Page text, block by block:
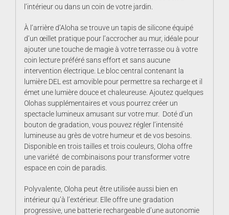
l’intérieur ou dans un coin de votre jardin.
À l’arrière d’Aloha se trouve un tapis de silicone équipé
d’un œillet pratique pour l’accrocher au mur, idéale pour
ajouter une touche de magie à votre terrasse ou à votre
coin lecture préféré sans effort et sans aucune
intervention électrique. Le bloc central contenant la
lumière DEL est amovible pour permettre sa recharge et il
émet une lumière douce et chaleureuse. Ajoutez quelques
Olohas supplémentaires et vous pourrez créer un
spectacle lumineux amusant sur votre mur. Doté d’un
bouton de gradation, vous pouvez régler l’intensité
lumineuse au grès de votre humeur et de vos besoins.
Disponible en trois tailles et trois couleurs, Oloha offre
une variété de combinaisons pour transformer votre
espace en coin de paradis.
Polyvalente, Oloha peut être utilisée aussi bien en
intérieur qu’à l’extérieur. Elle offre une gradation
progressive, une batterie rechargeable d’une autonomie